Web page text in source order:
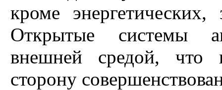
кроме
Открытые системы
внешней средой, что
сторону